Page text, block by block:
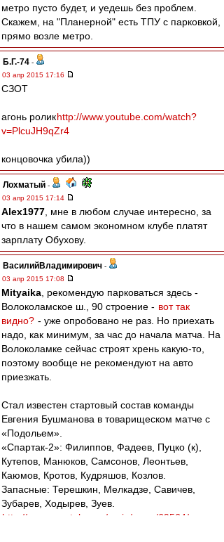
метро пусто будет, и уедешь без проблем.
Скажем, на "Планерной" есть ТПУ с парковкой,
прямо возле метро.
Б.Г.-74 -
03 апр 2015 17:16
СЗОТ
агонь роликhttp://www.youtube.com/watch?
v=PlcuJH9qZr4
концовочка убила))
Лохматый -
03 апр 2015 17:14
Alex1977 , мне в любом случае интересно, за
что в нашем самом экономном клубе платят
зарплату Обухову.
ВасилийВладимирович -
03 апр 2015 17:08
Mityaika , рекомендую парковаться здесь -
Волоколамское ш., 90 строение - вот так
видно? - уже опробовано не раз. Но приехать
надо, как минимум, за час до начала матча. На
Волоколамке сейчас строят хрень какую-то,
поэтому вообще не рекомендуют на авто
приезжать.
Стал известен стартовый состав команды
Евгения Бушманова в товарищеском матче с
«Подольем».
«Спартак-2»: Филиппов, Фадеев, Пуцко (к),
Кутепов, Манюков, Самсонов, Леонтьев,
Каюмов, Кротов, Кудряшов, Козлов.
Запасные: Терешкин, Мелкадзе, Савичев,
Зубарев, Ходырев, Зуев.
http://www.spartak.com/main/news/69564/